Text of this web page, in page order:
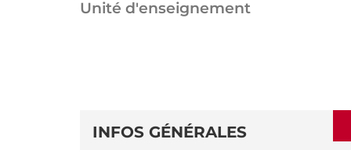
Unité d'enseignement
DE
DÉTAILS
INFOS GÉNÉRALES